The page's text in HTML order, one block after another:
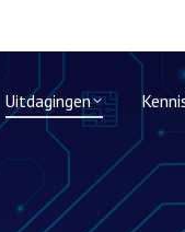
Uitdagingen